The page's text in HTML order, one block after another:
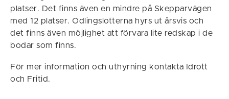
platser. Det finns även en mindre på Skepparvägen
med 12 platser. Odlingslotterna hyrs ut årsvis och
det finns även möjlighet att förvara lite redskap i de
bodar som finns.
För mer information och uthyrning kontakta Idrott
och Fritid.